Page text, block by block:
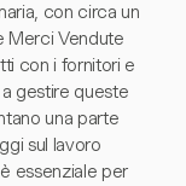
con circa un
Merci Vendute
con i fornitori e
gestire queste
una parte
sul lavoro
essenziale per